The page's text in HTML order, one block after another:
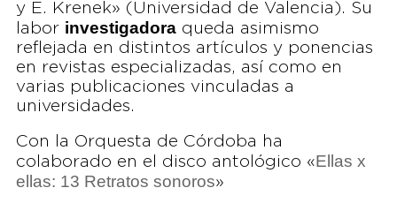
y E. Krenek» (Universidad de Valencia). Su
labor investigadoraqueda asimismo
reflejada en distintos artículos y ponencias
en revistas especializadas, así como en
varias publicaciones vinculadas a
universidades.
Con la Orquesta de Córdoba ha
colaborado en el disco antológico «Ellas x
ellas: 13 Retratos sonoros»